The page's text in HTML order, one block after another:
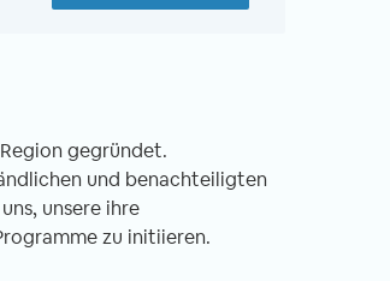
gegründet.
und benachteiligten
unsere ihre
zu initiieren.